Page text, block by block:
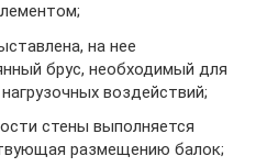
на нее
брус, необходимый для
воздействий;
стены выполняется
размещению балок;